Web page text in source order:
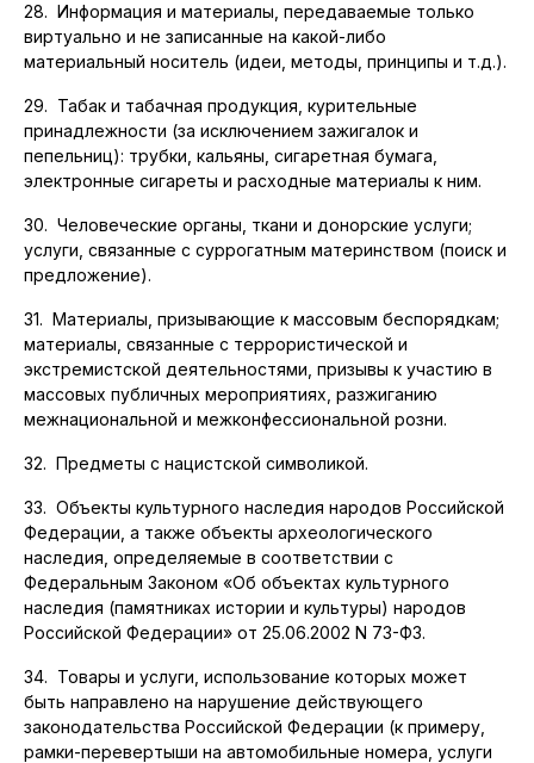
28. Информация и материалы, передаваемые только
виртуально и не записанные на какой-либо
материальный носитель (идеи, методы, принципы и т.д.).
29. Табак и табачная продукция, курительные
принадлежности (за исключением зажигалок и
пепельниц): трубки, кальяны, сигаретная бумага,
электронные сигареты и расходные материалы к ним.
30. Человеческие органы, ткани и донорские услуги;
услуги, связанные с суррогатным материнством (поиск и
предложение).
31. Материалы, призывающие к массовым беспорядкам;
материалы, связанные с террористической и
экстремистской деятельностями, призывы к участию в
массовых публичных мероприятиях, разжиганию
межнациональной и межконфессиональной розни.
32. Предметы с нацистской символикой.
33. Объекты культурного наследия народов Российской
Федерации, а также объекты археологического
наследия, определяемые в соответствии с
Федеральным Законом «Об объектах культурного
наследия (памятниках истории и культуры) народов
Российской Федерации» от 25.06.2002 N 73-ФЗ.
34. Товары и услуги, использование которых может
быть направлено на нарушение действующего
законодательства Российской Федерации (к примеру,
рамки-перевертыши на автомобильные номера, услуги